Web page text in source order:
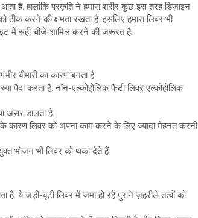
है. हालांकि प्रकृति ने हमारा शरीर कुछ इस तरह डिज़ाइन
करने की क्षमता रखता है. इसलिए हमारा लिवर भी
में सही चीजें शामिल करने की जरूरत है.
बीमारी का कारण बनता है.
करता है. नॉन-एल्कोहोलिक फैटी लिवर एल्कोहोलिक
असर डालता है.
कारण लिवर को अपना काम करने के लिए ज्यादा मेहनत करनी
भोजन भी लिवर को थका देते हैं.
ये जड़ी-बूटी लिवर में जमा हो रहे पुराने ज़हरीले तत्वों को